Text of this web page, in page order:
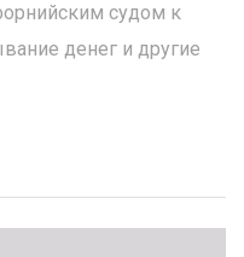
судом к
денег и другие